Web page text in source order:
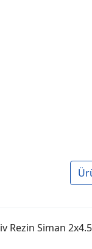
Rezin Siman